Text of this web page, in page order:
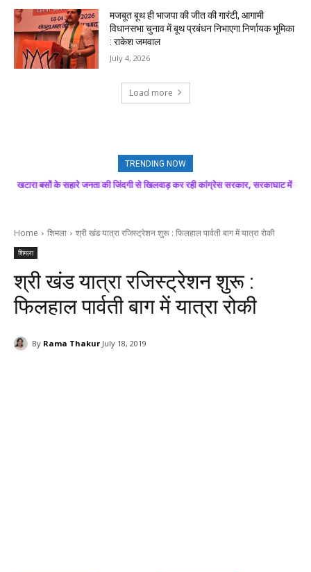
मजबूत बूथ ही भाजपा की जीत की गारंटी, आगामी
विधानसभा चुनाव में बूथ प्रबंधन निभाएगा निर्णायक भूमिका
: राकेश जमवाल
July 4, 2026
Load more